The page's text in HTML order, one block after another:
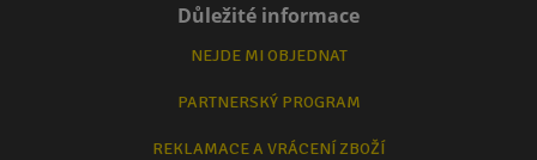
Důležité informace
NEJDE MI OBJEDNAT
PARTNERSKÝ PROGRAM
REKLAMACE A VRÁCENÍ ZBOŽÍ